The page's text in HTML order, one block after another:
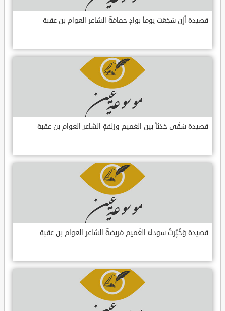
قصيدة أإن سَجَعَت يوماً بوادٍ حمامَةٌ الشاعر العوام بن عقبة
قصيدة سَقَى جَدَثاً بين الغميم وزلفةٍ الشاعر العوام بن عقبة
قصيدة وَخُبِّرتُ سوداءَ الغَميم مَريضةٌ الشاعر العوام بن عقبة